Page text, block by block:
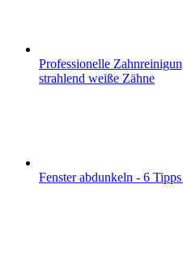
Professionelle
strahlend weiße Zähne
Fenster abdunkeln - 6